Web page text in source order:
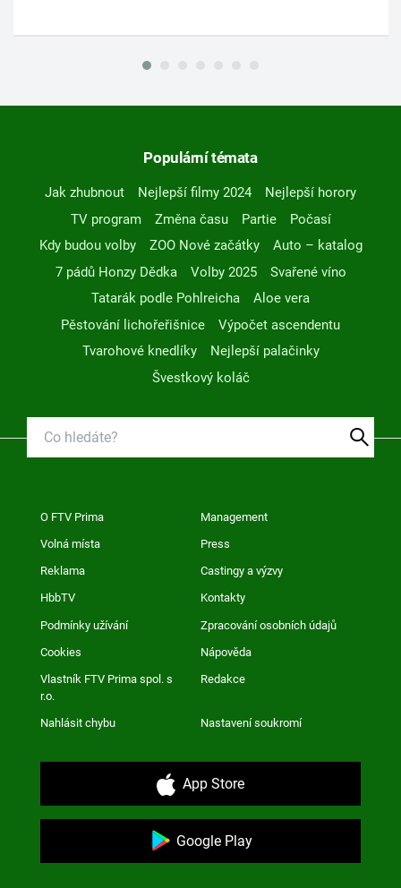
Populární témata
Jak zhubnout Nejlepší filmy 2024
Nejlepší horory
TV program
Změna času Partie
Počasí
Kdy budou volby
ZOO Nové začátky
Auto – katalog
7 pádů Honzy Dědka
Volby 2025
Svařené víno
Tatarák podle Pohlreicha
Aloe vera
Pěstování lichořeřišnice
Výpočet ascendentu
Tvarohové knedlíky
Nejlepší palačinky
Švestkový koláč
O FTV Prima Management
Volná místa Press
Reklama Castingy a výzvy
HbbTV Kontakty
Podmínky užívání Zpracování osobních údajů
Cookies Nápověda
Vlastník FTV Prima spol. s
r.o.
Redakce
Nahlásit chybu Nastavení soukromí
App Store
Google Play